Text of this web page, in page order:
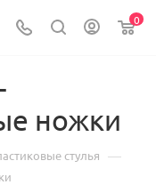
0
ножки
стулья —